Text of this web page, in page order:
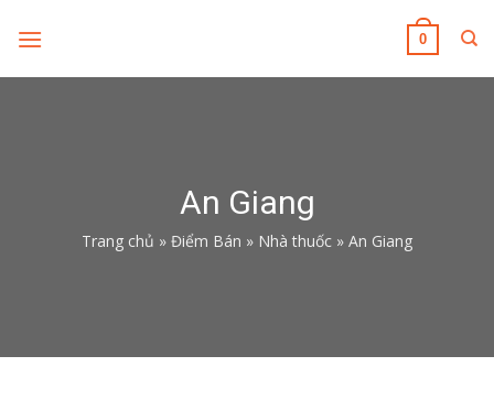
0
An Giang
Trang chủ » Điểm Bán » Nhà thuốc » An Giang